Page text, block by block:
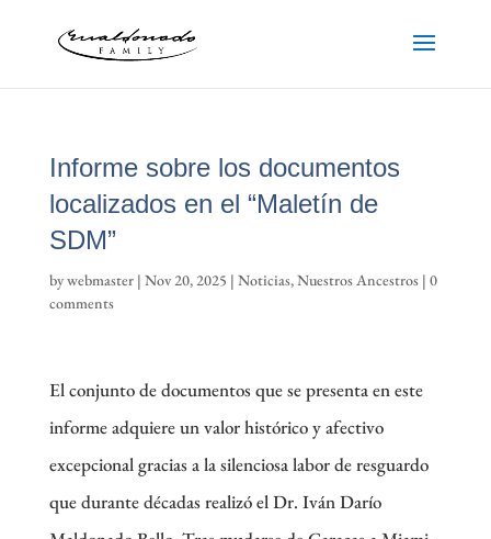
Informe sobre los documentos
localizados en el “Maletín de
SDM”
bywebmaster| Nov 20, 2025 | Noticias,Nuestros Ancestros| 0
comments
El conjunto de documentos que se presenta en este
informe adquiere un valor histórico y afectivo
excepcional gracias a la silenciosa labor de resguardo
que durante décadas realizó el Dr. Iván Darío